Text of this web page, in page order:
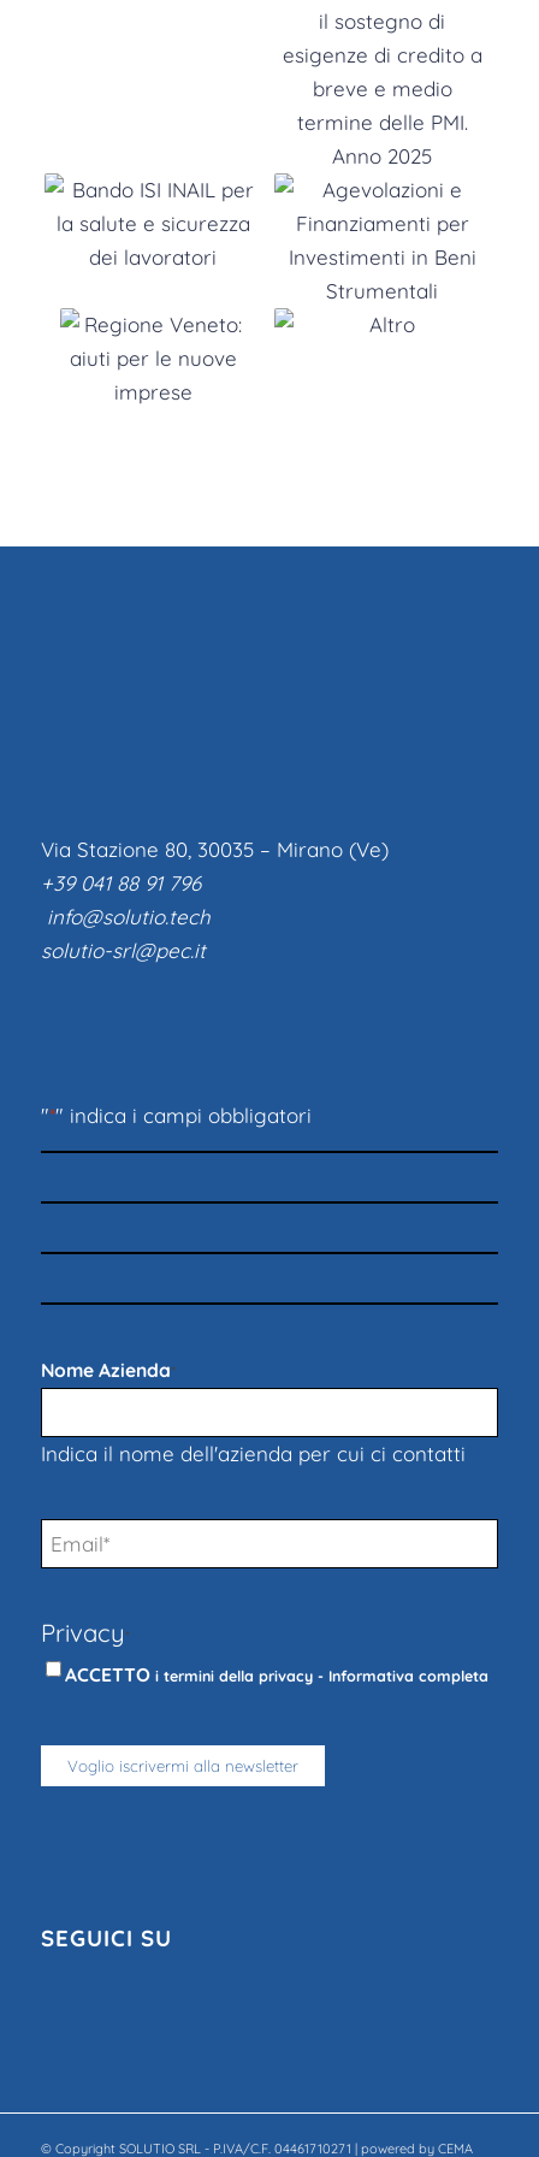
Via Stazione 80, 30035 – Mirano (Ve)
+39 041 88 91 796
info@solutio.tech
solutio-srl@pec.it
"*" indica i campi obbligatori
Nome Azienda*
Indica il nome dell'azienda per cui ci contatti
Email
Privacy*
ACCETTO i termini della privacy - Informativa completa
SEGUICI SU
© Copyright SOLUTIO SRL - P.IVA/C.F. 04461710271 | powered by CEMA